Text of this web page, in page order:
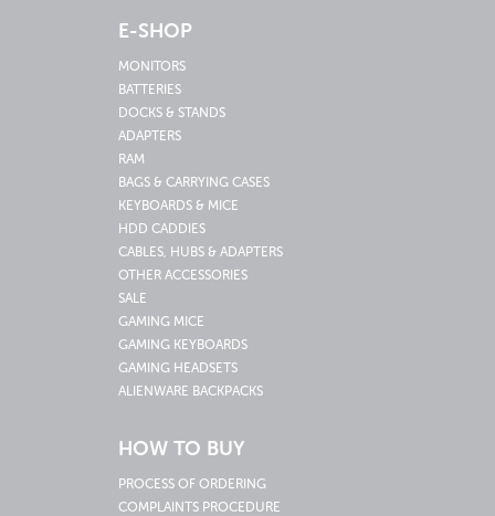
E-SHOP
MONITORS
BATTERIES
DOCKS & STANDS
ADAPTERS
RAM
BAGS & CARRYING CASES
KEYBOARDS & MICE
HDD CADDIES
CABLES, HUBS & ADAPTERS
OTHER ACCESSORIES
SALE
GAMING MICE
GAMING KEYBOARDS
GAMING HEADSETS
ALIENWARE BACKPACKS
HOW TO BUY
PROCESS OF ORDERING
COMPLAINTS PROCEDURE